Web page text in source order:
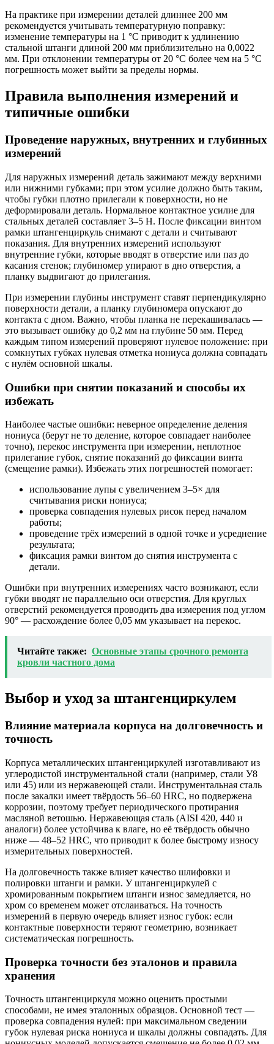
На практике при измерении деталей длиннее 200 мм
рекомендуется учитывать температурную поправку:
изменение температуры на 1 °C приводит к удлинению
стальной штанги длиной 200 мм приблизительно на 0,0022
мм. При отклонении температуры от 20 °C более чем на 5 °C
погрешность может выйти за пределы нормы.
Правила выполнения измерений и
типичные ошибки
Проведение наружных, внутренних и глубинных
измерений
Для наружных измерений деталь зажимают между верхними
или нижними губками; при этом усилие должно быть таким,
чтобы губки плотно прилегали к поверхности, но не
деформировали деталь. Нормальное контактное усилие для
стальных деталей составляет 3–5 Н. После фиксации винтом
рамки штангенциркуль снимают с детали и считывают
показания. Для внутренних измерений используют
внутренние губки, которые вводят в отверстие или паз до
касания стенок; глубиномер упирают в дно отверстия, а
планку выдвигают до прилегания.
При измерении глубины инструмент ставят перпендикулярно
поверхности детали, а планку глубиномера опускают до
контакта с дном. Важно, чтобы планка не перекашивалась —
это вызывает ошибку до 0,2 мм на глубине 50 мм. Перед
каждым типом измерений проверяют нулевое положение: при
сомкнутых губках нулевая отметка нониуса должна совпадать
с нулём основной шкалы.
Ошибки при снятии показаний и способы их
избежать
Наиболее частые ошибки: неверное определение деления
нониуса (берут не то деление, которое совпадает наиболее
точно), перекос инструмента при измерении, неплотное
прилегание губок, снятие показаний до фиксации винта
(смещение рамки). Избежать этих погрешностей помогает:
использование лупы с увеличением 3–5× для
считывания риски нониуса;
проверка совпадения нулевых рисок перед началом
работы;
проведение трёх измерений в одной точке и усреднение
результата;
фиксация рамки винтом до снятия инструмента с
детали.
Ошибки при внутренних измерениях часто возникают, если
губки вводят не параллельно оси отверстия. Для круглых
отверстий рекомендуется проводить два измерения под углом
90° — расхождение более 0,05 мм указывает на перекос.
Читайте также: Основные этапы срочного ремонта
кровли частного дома
Выбор и уход за штангенциркулем
Влияние материала корпуса на долговечность и
точность
Корпуса металлических штангенциркулей изготавливают из
углеродистой инструментальной стали (например, стали У8
или 45) или из нержавеющей стали. Инструментальная сталь
после закалки имеет твёрдость 56–60 HRC, но подвержена
коррозии, поэтому требует периодического протирания
масляной ветошью. Нержавеющая сталь (AISI 420, 440 и
аналоги) более устойчива к влаге, но её твёрдость обычно
ниже — 48–52 HRC, что приводит к более быстрому износу
измерительных поверхностей.
На долговечность также влияет качество шлифовки и
полировки штанги и рамки. У штангенциркулей с
хромированным покрытием штанги износ замедляется, но
хром со временем может отслаиваться. На точность
измерений в первую очередь влияет износ губок: если
контактные поверхности теряют геометрию, возникает
систематическая погрешность.
Проверка точности без эталонов и правила
хранения
Точность штангенциркуля можно оценить простыми
способами, не имея эталонных образцов. Основной тест —
проверка совпадения нулей: при максимальном сведении
губок нулевая риска нониуса и шкалы должны совпадать. Для